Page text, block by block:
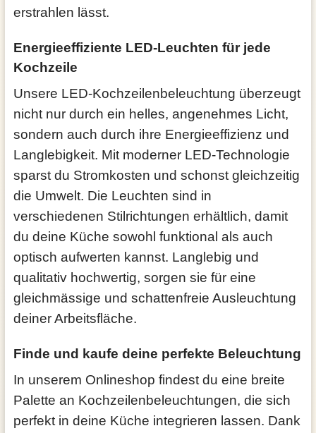
erstrahlen lässt.
Energieeffiziente LED-Leuchten für jede
Kochzeile
Unsere LED-Kochzeilenbeleuchtung überzeugt
nicht nur durch ein helles, angenehmes Licht,
sondern auch durch ihre Energieeffizienz und
Langlebigkeit. Mit moderner LED-Technologie
sparst du Stromkosten und schonst gleichzeitig
die Umwelt. Die Leuchten sind in
verschiedenen Stilrichtungen erhältlich, damit
du deine Küche sowohl funktional als auch
optisch aufwerten kannst. Langlebig und
qualitativ hochwertig, sorgen sie für eine
gleichmässige und schattenfreie Ausleuchtung
deiner Arbeitsfläche.
Finde und kaufe deine perfekte Beleuchtung
In unserem Onlineshop findest du eine breite
Palette an Kochzeilenbeleuchtungen, die sich
perfekt in deine Küche integrieren lassen. Dank